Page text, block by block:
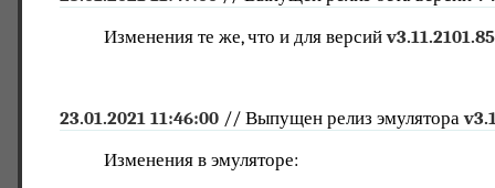
Изменения те же, что и для версий
23.01.2021 11:46:00 // Выпущен релиз эмулятора
Изменения в эмуляторе: